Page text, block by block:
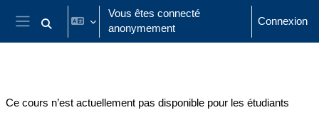
Passer au contenu principal
Panneau latéral
Activer/désactiver la saisie de recherche
Vous êtes connecté
anonymement
Connexion
Ce cours n’est actuellement pas disponible pour les étudiants